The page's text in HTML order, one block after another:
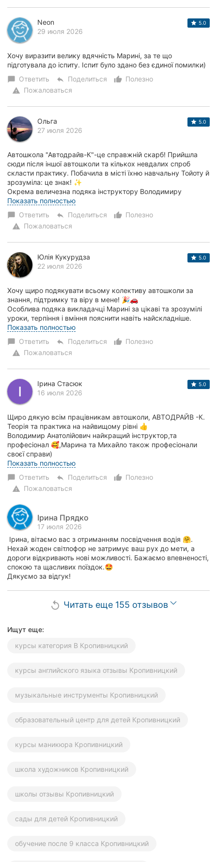
Neon
29 июля 2026
5.0
Хочу виразити велику вдячність Марині, за те що
підготувала до іспиту. Іспит було здано без єдиної помилки)
chat_bubble Ответить reply Поделиться thumb_up_alt
Полезно
warning Пожаловаться
Ольга
27 июля 2026
5.0
Автошкола "Автодрайв-К"-це справжній скарб! Прийшла
сюди після іншої автошколи та кількох невдалих спроб
скласти практику. Побачила в місті їхню навчальну Тойоту й
зрозуміла: це знак! ✨
​Окрема величезна подяка інструктору Володимиру
Анатолійовичу....
Показать полностью
chat_bubble Ответить reply Поделиться thumb_up_alt
Полезно
warning Пожаловаться
Юлія Кукурудза
22 июля 2026
5.0
Хочу щиро подякувати всьому колективу автошколи за
знання, підтримку та віру в мене! 🎉🚗
Особлива подяка викладачці Марині за цікаві та зрозумілі
уроки, терпіння і вміння пояснити навіть найскладніше.
Величезне дякую моєму інструктору Володимиру Ана...
Показать полностью
chat_bubble Ответить reply Поделиться thumb_up_alt
Полезно
warning Пожаловаться
Ірина Стасюк
16 июля 2026
5.0
Щиро дякую всім працівникам автошколи, АВТОДРАЙВ -К.
Теорія та практика на найвищому рівні 👍
Володимир Анатолійович найкращий інструктор,та
професіонал 🥰,Марина та Михайло також професіонали
своєї справи)
Ірина адміністратор завжди привітна,та ус...
Показать полностью
chat_bubble Ответить reply Поделиться thumb_up_alt
Полезно
warning Пожаловаться
Ірина Прядко
17 июля 2026
Ірина, вітаємо вас з отриманням посвідчення водія 🤗.
Нехай жоден світлофор не затримує ваш рух до мети, а
дороги відкривають нові можливості. Бажаємо впевненості,
спокою та щасливих поїздок.🤩
Дякуємо за відгук!
replay Читать еще 155 отзывов
Ищут еще:
курсы категория В Кропивницкий
курсы английского языка отзывы Кропивницкий
музыкальные инструменты Кропивницкий
образовательный центр для детей Кропивницкий
курсы маникюра Кропивницкий
школа художников Кропивницкий
школы отзывы Кропивницкий
сады для детей Кропивницкий
обучение после 9 класса Кропивницкий